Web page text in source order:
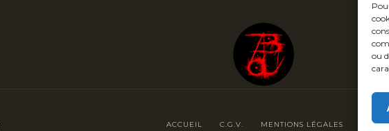
ou
ACCUEIL C.G.V. MENTIONS LÉGALES